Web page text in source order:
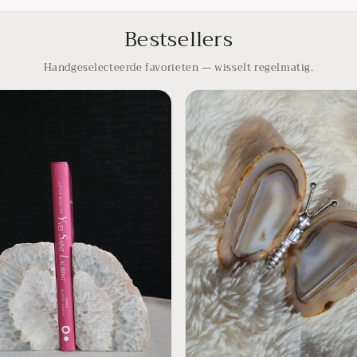
Bestsellers
Handgeselecteerde favorieten — wisselt regelmatig.